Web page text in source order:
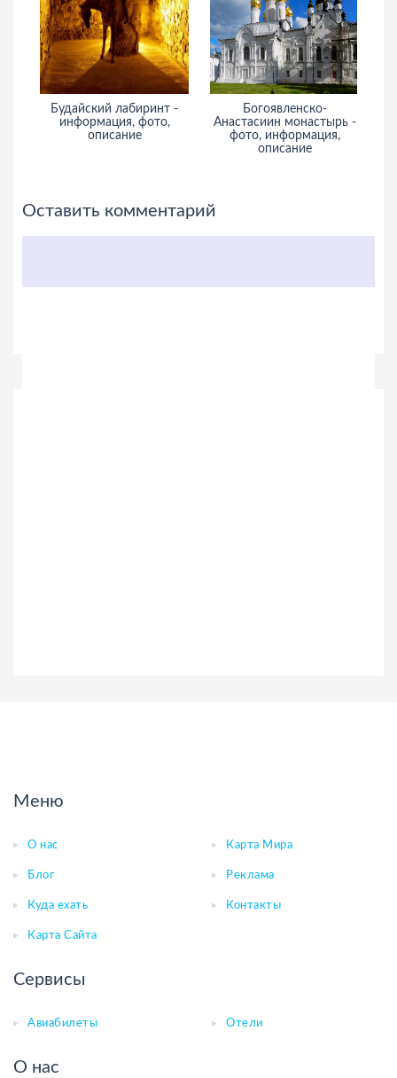
Будайский лабиринт -
информация, фото,
описание
Богоявленско-
Анастасиин монастырь -
фото, информация,
описание
Оставить комментарий
Меню
О нас Карта Мира
Блог Реклама
Куда ехать Контакты
Карта Сайта
Сервисы
Авиабилеты Отели
О нас